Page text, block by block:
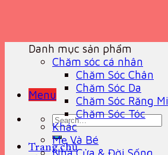
Menu
Search
for:
Trang chủ
Danh mục sản phẩm
Chăm sóc cá nhân
Chăm Sóc Chân
Chăm Sóc Da
Chăm Sóc Răng
Chăm Sóc Tóc
Khác
Mẹ Và Bé